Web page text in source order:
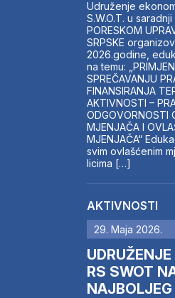
Udruženje
S.W.O.T. u
PORESKOM
SRPSKE
2026.godine,
na temu:
SPREČAVANJU
FINANSIRANJA
AKTIVNOSTI –
ODGOVORNOSTI
MJENJAČA I
MJENJAČA“
svim ovlašćenim
licima […]
AKTIVNOSTI
29. Maja 2026.
RS SWOT